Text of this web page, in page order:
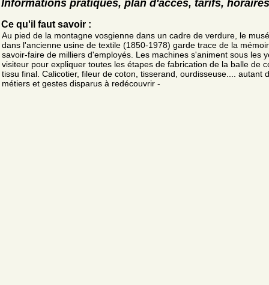
Informations pratiques, plan d'accès, tarifs, horaires
Ce qu'il faut savoir :
Au pied de la montagne vosgienne dans un cadre de verdure, le
dans l'ancienne usine de textile (1850-1978) garde trace de la
savoir-faire de milliers d'employés. Les machines s'animent sous les
visiteur pour expliquer toutes les étapes de fabrication de la balle de
tissu final. Calicotier, fileur de coton, tisserand, ourdisseuse.... autant
métiers et gestes disparus à redécouvrir -